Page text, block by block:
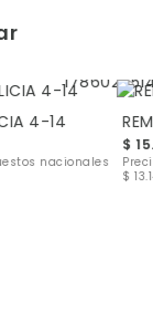
4-14
nacionales
$
$